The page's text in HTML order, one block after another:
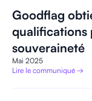
Goodflag
qualifications
souveraineté
Mai 2025
Lire le communiqué →